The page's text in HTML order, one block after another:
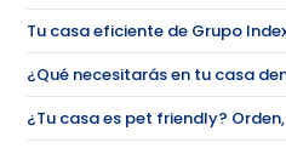
Tu casa eficiente de Grupo
¿Qué necesitarás en tu casa
¿Tu casa es pet friendly?